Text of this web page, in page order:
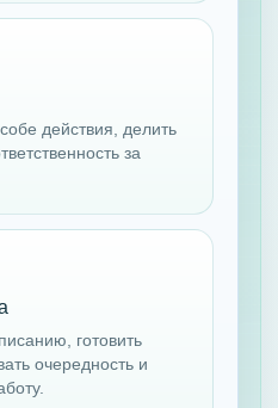
действия, делить
за
готовить
очередность и